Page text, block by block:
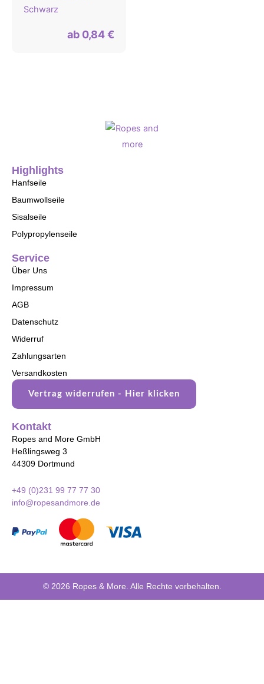
Schwarz
ab 0,84€
Highlights
Hanfseile
Baumwollseile
Sisalseile
Polypropylenseile
Service
Über Uns
Impressum
AGB
Datenschutz
Widerruf
Zahlungsarten
Versandkosten
Vertrag widerrufen - Hier klicken
Kontakt
Ropes and More GmbH
Heßlingsweg 3
44309 Dortmund
+49 (0)231 99 77 77 30
info@ropesandmore.de
© 2026 Ropes & More. Alle Rechte vorbehalten.